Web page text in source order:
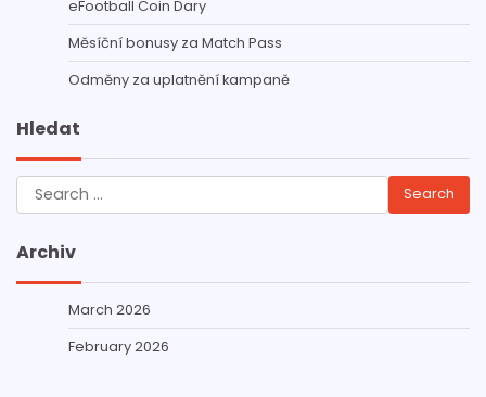
eFootball Coin Dary
Měsíční bonusy za Match Pass
Odměny za uplatnění kampaně
Hledat
Search
for:
Archiv
March 2026
February 2026